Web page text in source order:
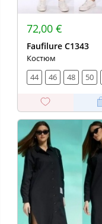
72,00 €
Faufilure С1343
Костюм
44
46 48 50